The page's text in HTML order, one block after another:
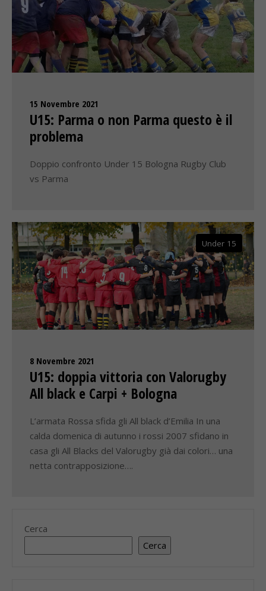
15 Novembre 2021
U15: Parma o non Parma questo è il
problema
Doppio confronto Under 15 Bologna Rugby Club
vs Parma
Under 15
8 Novembre 2021
U15: doppia vittoria con Valorugby
All black e Carpi + Bologna
L’armata Rossa sfida gli All black d’Emilia In una
calda domenica di autunno i rossi 2007 sfidano in
casa gli All Blacks del Valorugby già dai colori… una
netta contrapposizione….
Cerca
Cerca